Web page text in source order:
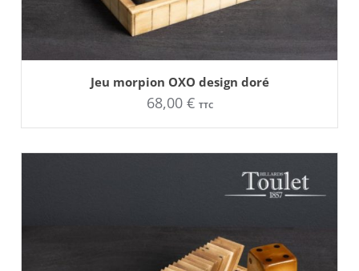
Jeu morpion OXO design doré
68,00 € TTC